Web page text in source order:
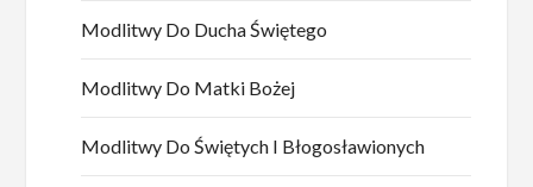
Modlitwy Do Ducha Świętego
Modlitwy Do Matki Bożej
Modlitwy Do Świętych I Błogosławionych